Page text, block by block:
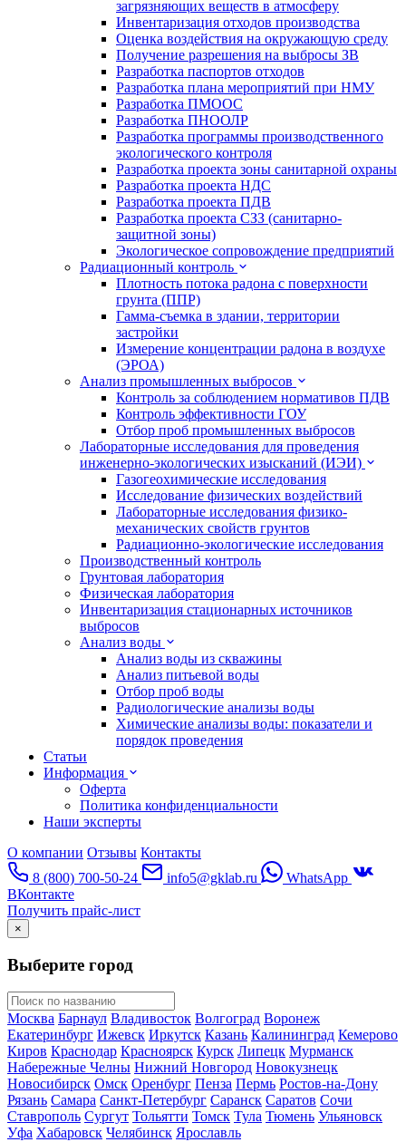
загрязняющих веществ в атмосферу
Инвентаризация отходов производства
Оценка воздействия на окружающую среду
Получение разрешения на выбросы ЗВ
Разработка паспортов отходов
Разработка плана мероприятий при НМУ
Разработка ПМООС
Разработка ПНООЛР
Разработка программы производственного
экологического контроля
Разработка проекта зоны санитарной охраны
Разработка проекта НДС
Разработка проекта ПДВ
Разработка проекта СЗЗ (санитарно-
защитной зоны)
Экологическое сопровождение предприятий
Радиационный контроль
Плотность потока радона с поверхности
грунта (ППР)
Гамма-съемка в здании, территории
застройки
Измерение концентрации радона в воздухе
(ЭРОА)
Анализ промышленных выбросов
Контроль за соблюдением нормативов ПДВ
Контроль эффективности ГОУ
Отбор проб промышленных выбросов
Лабораторные исследования для проведения
инженерно-экологических изысканий (ИЭИ)
Газогеохимические исследования
Исследование физических воздействий
Лабораторные исследования физико-
механических свойств грунтов
Радиационно-экологические исследования
Производственный контроль
Грунтовая лаборатория
Физическая лаборатория
Инвентаризация стационарных источников
выбросов
Анализ воды
Анализ воды из скважины
Анализ питьевой воды
Отбор проб воды
Радиологические анализы воды
Химические анализы воды: показатели и
порядок проведения
Статьи
Информация
Оферта
Политика конфиденциальности
Наши эксперты
О компании Отзывы Контакты
8 (800) 700-50-24
info5@gklab.ru
WhatsApp
ВКонтакте
Получить прайс-лист
×
Выберите город
Москва Барнаул Владивосток Волгоград Воронеж
Екатеринбург Ижевск Иркутск Казань Калининград Кемерово
Киров Краснодар Красноярск Курск Липецк Мурманск
Набережные Челны Нижний Новгород Новокузнецк
Новосибирск Омск Оренбург Пенза Пермь Ростов-на-Дону
Рязань Самара Санкт-Петербург Саранск Саратов Сочи
Ставрополь Сургут Тольятти Томск Тула Тюмень Ульяновск
Уфа Хабаровск Челябинск Ярославль